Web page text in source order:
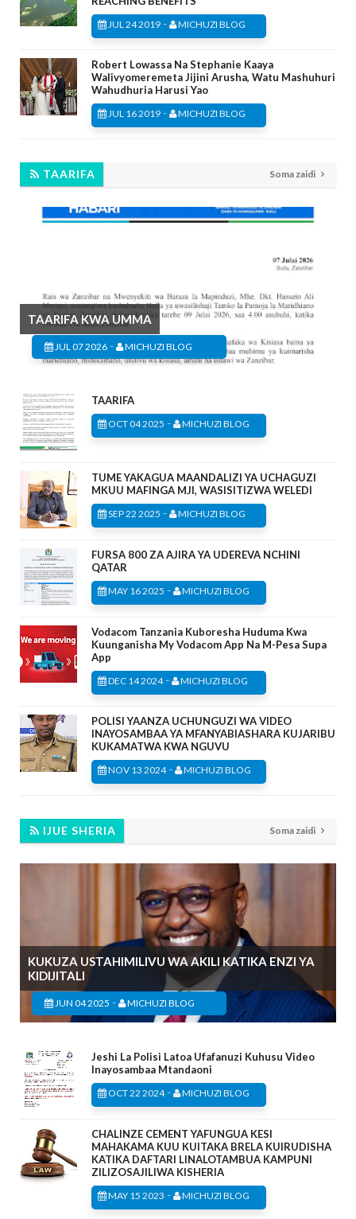
JUL 24 2019 - MICHUZI BLOG
Robert Lowassa Na Stephanie Kaaya
Walivyomeremeta Jijini Arusha, Watu Mashuhuri
Wahudhuria Harusi Yao
JUL 16 2019 - MICHUZI BLOG
TAARIFA Soma zaidi
TAARIFA KWA UMMA
JUL 07 2026 - MICHUZI BLOG
TAARIFA
OCT 04 2025 - MICHUZI BLOG
TUME YAKAGUA MAANDALIZI YA UCHAGUZI
MKUU MAFINGA MJI, WASISITIZWA WELEDI
SEP 22 2025 - MICHUZI BLOG
FURSA 800 ZA AJIRA YA UDEREVA NCHINI
QATAR
MAY 16 2025 - MICHUZI BLOG
Vodacom Tanzania Kuboresha Huduma Kwa
Kuunganisha My Vodacom App Na M-Pesa Supa
App
DEC 14 2024- MICHUZI BLOG
POLISI YAANZA UCHUNGUZI WA VIDEO
INAYOSAMBAA YA MFANYABIASHARA KUJARIBU
KUKAMATWA KWA NGUVU
NOV 13 2024- MICHUZI BLOG
IJUE SHERIA Soma zaidi
KUKUZA USTAHIMILIVU WA AKILI KATIKA ENZI YA
KIDIJITALI
JUN 04 2025 - MICHUZI BLOG
Jeshi La Polisi Latoa Ufafanuzi Kuhusu Video
Inayosambaa Mtandaoni
OCT 22 2024- MICHUZI BLOG
CHALINZE CEMENT YAFUNGUA KESI
MAHAKAMA KUU KUITAKA BRELA KUIRUDISHA
KATIKA DAFTARI LINALOTAMBUA KAMPUNI
ZILIZOSAJILIWA KISHERIA
MAY 15 2023 - MICHUZI BLOG